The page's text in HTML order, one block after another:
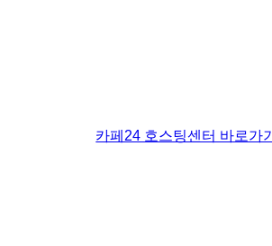
카페24 호스팅센터 바로가기